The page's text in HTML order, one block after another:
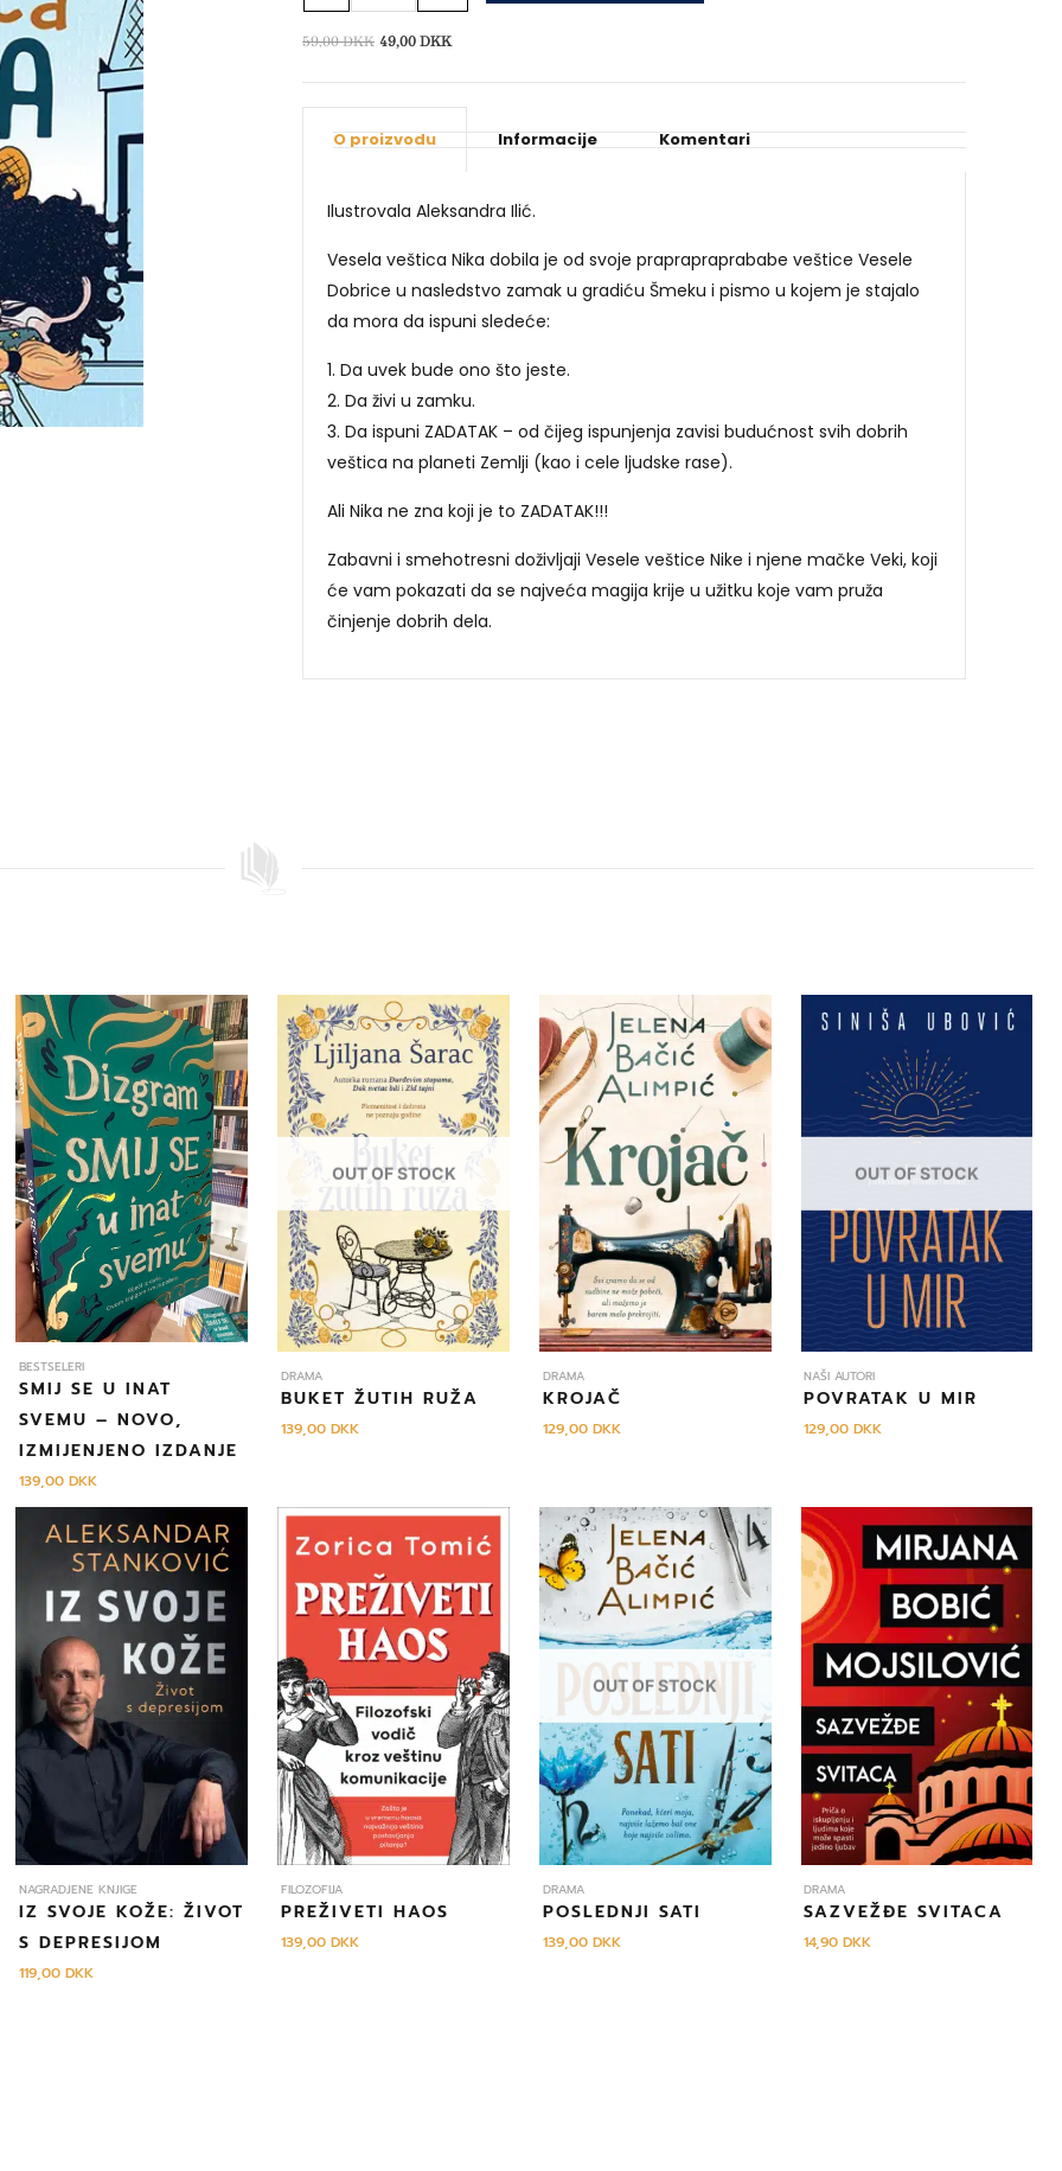
Nika
količina
59,00DKK Izvorna
59,00 DKK.
49,00DKKTrenutna
O proizvodu Informacije Komentari
Ilustrovala Aleksandra Ilić.
Vesela veštica Nika dobila je od svoje praprapraprababe veštice Vesele
Dobrice u nasledstvo zamak u gradiću Šmeku i pismo u kojem je stajalo
da mora da ispuni sledeće:
1. Da uvek bude ono što jeste.
2. Da živi u zamku.
3. Da ispuni ZADATAK – od čijeg ispunjenja zavisi budućnost svih dobrih
veštica na planeti Zemlji (kao i cele ljudske rase).
Ali Nika ne zna koji je to ZADATAK!!!
Zabavni i smehotresni doživljaji Vesele veštice Nike i njene mačke Veki, koji
će vam pokazati da se najveća magija krije u užitku koje vam pruža
činjenje dobrih dela.
BESTSELERI
SMIJ SE U INAT
SVEMU – NOVO,
IZMIJENJENO IZDANJE
139,00DKK
OUT OF STOCK
DRAMA
BUKET ŽUTIH RUŽA
139,00 DKK
DRAMA
KROJAČ
129,00 DKK
OUT OF STOCK
NAŠI AUTORI
POVRATAK U MIR
129,00DKK
NAGRADJENE KNJIGE
IZ SVOJE KOŽE: ŽIVOT
S DEPRESIJOM
119,00DKK
FILOZOFIJA
PREŽIVETI HAOS
139,00 DKK
OUT OF STOCK
DRAMA
POSLEDNJI SATI
139,00 DKK
DRAMA
SAZVEŽĐE SVITACA
14,90DKK